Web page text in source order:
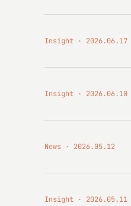
Insight 2026.06.17
Insight 2026.06.10
News 2026.05.12
Insight 2026.05.11